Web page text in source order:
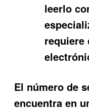
leerlo
requiere
El número de
encuentra en